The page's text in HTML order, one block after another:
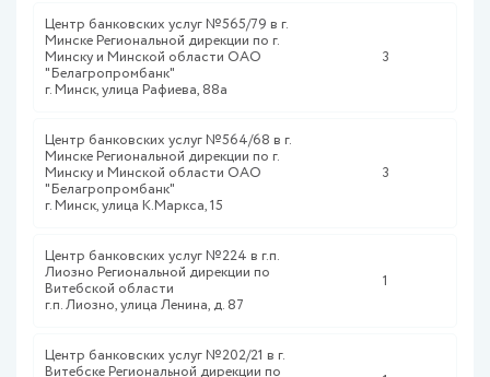
Центр банковских услуг №565/79 в г.
Минске Региональной дирекции по г.
Минску и Минской области ОАО
"Белагропромбанк"
г. Минск, улица Рафиева, 88а
3
Центр банковских услуг №564/68 в г.
Минске Региональной дирекции по г.
Минску и Минской области ОАО
"Белагропромбанк"
г. Минск, улица К.Маркса, 15
3
Центр банковских услуг №224 в г.п.
Лиозно Региональной дирекции по
Витебской области
г.п. Лиозно, улица Ленина, д. 87
1
Центр банковских услуг №202/21 в г.
Витебске Региональной дирекции по